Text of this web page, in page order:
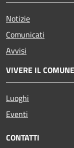
Notizie
Comunicati
Avvisi
VIVERE IL COMUNE
Luoghi
Eventi
CONTATTI